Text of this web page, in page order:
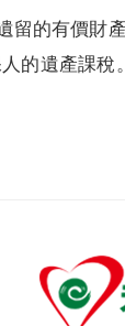
的有價財
的遺產課